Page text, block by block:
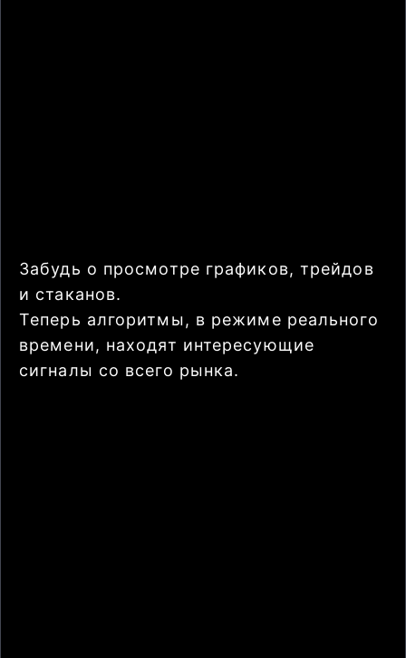
Забудь о просмотре графиков, трейдов
и стаканов.
Теперь алгоритмы, в режиме реального
времени, находят интересующие
сигналы со всего рынка.